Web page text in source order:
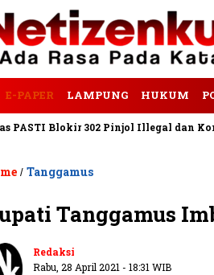
E-PAPER LAMPUNG HUKUM
Blokir 302 Pinjol Illegal dan Konten
/ Tanggamus
Tanggamus
Redaksi
Rabu, 28 April 2021 - 18:31 WIB